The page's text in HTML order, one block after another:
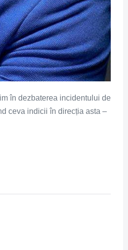
în dezbaterea incidentului de
ceva indicii în direcția asta –